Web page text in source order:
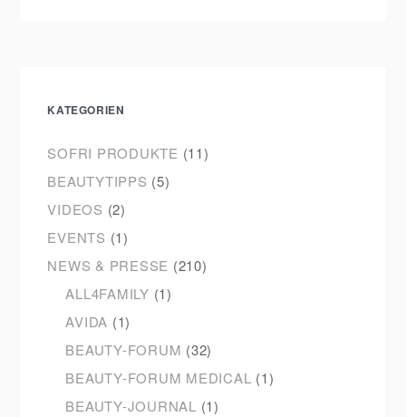
KATEGORIEN
SOFRI PRODUKTE (11)
BEAUTYTIPPS (5)
VIDEOS (2)
EVENTS (1)
NEWS & PRESSE (210)
ALL4FAMILY (1)
AVIDA (1)
BEAUTY-FORUM (32)
BEAUTY-FORUM MEDICAL (1)
BEAUTY-JOURNAL (1)